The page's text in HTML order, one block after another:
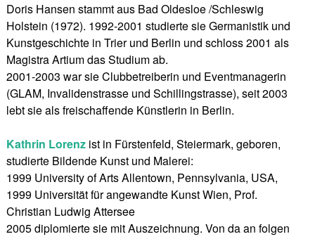
Doris Hansen stammt aus Bad Oldesloe /Schleswig
Holstein (1972). 1992-2001 studierte sie Germanistik und
Kunstgeschichte in Trier und Berlin und schloss 2001 als
Magistra Artium das Studium ab.
2001-2003 war sie Clubbetreiberin und Eventmanagerin
(GLAM, Invalidenstrasse und Schillingstrasse), seit 2003
lebt sie als freischaffende Künstlerin in Berlin.
Kathrin Lorenz ist in Fürstenfeld, Steiermark, geboren,
studierte Bildende Kunst und Malerei:
1999 University of Arts Allentown, Pennsylvania, USA,
1999 Universität für angewandte Kunst Wien, Prof.
Christian Ludwig Attersee
2005 diplomierte sie mit Auszeichnung. Von da an folgen